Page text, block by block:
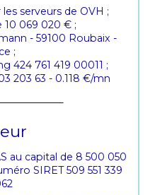
serveurs de OVH ;
10 069 020 € ;
- 59100 Roubaix -
;
424 761 419 00011 ;
203 63 - 0.118 €/mn
au capital de 8 500 050
SIRET 509 551 339